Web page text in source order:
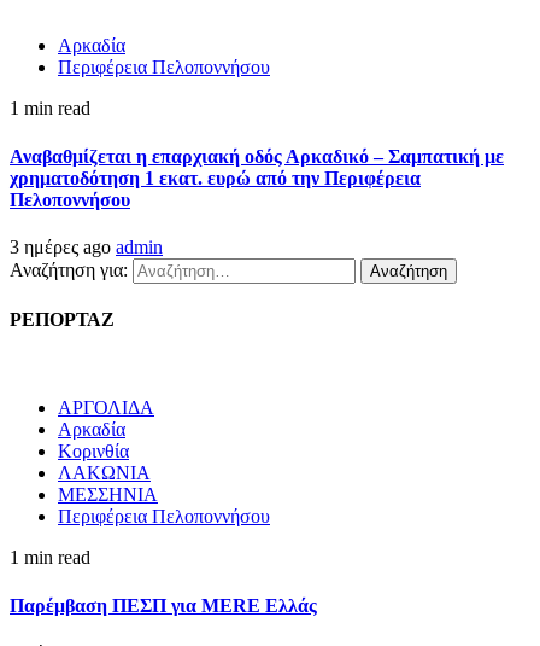
Αρκαδία
Περιφέρεια Πελοποννήσου
1 min read
Αναβαθμίζεται η επαρχιακή οδός Αρκαδικό – Σαμπατική με
χρηματοδότηση 1 εκατ. ευρώ από την Περιφέρεια
Πελοποννήσου
3 ημέρες ago admin
Αναζήτηση για:
ΡΕΠΟΡΤΑΖ
ΑΡΓΟΛΙΔΑ
Αρκαδία
Κορινθία
ΛΑΚΩΝΙΑ
ΜΕΣΣΗΝΙΑ
Περιφέρεια Πελοποννήσου
1 min read
Παρέμβαση ΠΕΣΠ για MERE Ελλάς